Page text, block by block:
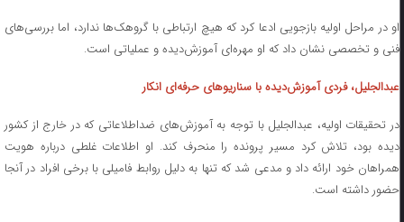
او در مراحل اولیه بازجویی ادعا کرد که هیچ ارتباطی با گروهک‌ها ندارد، اما بررسی‌های
فنی و تخصصی نشان داد که او مهره‌ای آموزش‌دیده و عملیاتی است.
عبدالجلیل، فردی آموزش‌دیده با سناریو‌های حرفه‌ای انکار
در تحقیقات اولیه، عبدالجلیل با توجه به آموزش‌های ضداطلاعاتی که در خارج از کشور
دیده بود، تلاش کرد مسیر پرونده را منحرف کند. او اطلاعات غلطی درباره هویت
همراهان خود ارائه داد و مدعی شد که تنها به دلیل روابط فامیلی با برخی افراد در آنجا
حضور داشته است.